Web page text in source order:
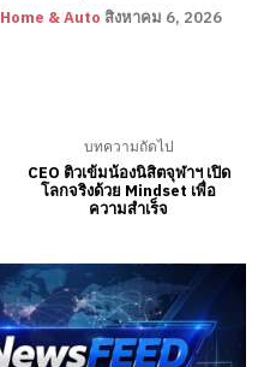
Home & Auto สิงหาคม 6, 2026
บทความถัดไป
CEO ติวเข้มน้องนิสิตจุฬาฯ เปิด
โลกจริงด้วย Mindset เพื่อ
ความสำเร็จ